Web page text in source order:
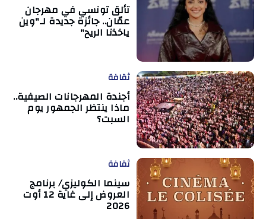
تألق تونسي في مهرجان
عمّان.. جائزة جديدة لـ"وين
ياخذنا الريح"
ثقافة
أجندة المهرجانات الصيفية..
ماذا ينتظر الجمهور يوم
السبت؟
ثقافة
سينما الكوليزي/ برنامج
العروض إلى غاية 12 أوت
2026